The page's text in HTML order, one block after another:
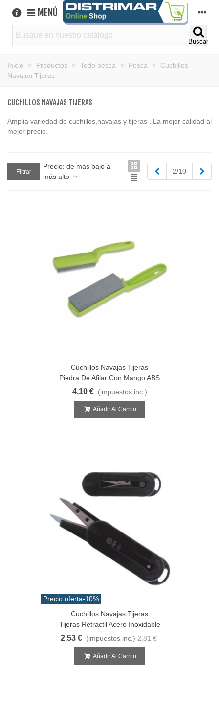
MENÚ
Buscar
Inicio > Productos > Todo pesca > Pesca >
Cuchillos
Navajas Tijeras
CUCHILLOS NAVAJAS TIJERAS
Amplia variedad de cuchillos,navajas y tijeras . La mejor calidad al
mejor precio.
Filtrar
Precio: de más bajo a
más alto
Anterior
2/10
Cuchillos Navajas Tijeras
Piedra De Afilar Con Mango ABS
4,10 € (impuestos inc.)
Añadir Al Carrito
Precio oferta-10%
Cuchillos Navajas Tijeras
Tijeras Retractil Acero Inoxidable
2,53 € (impuestos inc.) 2,81 €
Añadir Al Carrito